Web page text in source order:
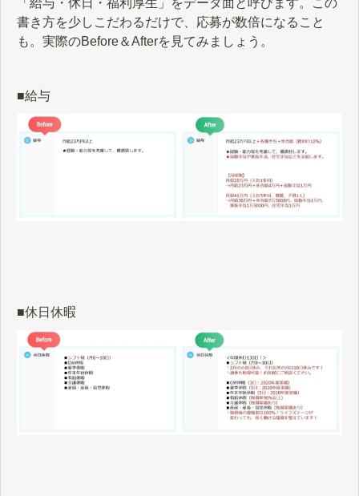
書き方を少しこだわるだけで、応募が数倍になること
も。実際のBefore＆Afterを見てみましょう。
■給与
■休日休暇